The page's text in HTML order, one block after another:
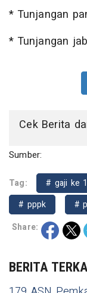
* Tunjangan
* Tunjangan
Cek Berita
Sumber:
Tag: # gaji ke
# pppk
#
Share:
BERITA